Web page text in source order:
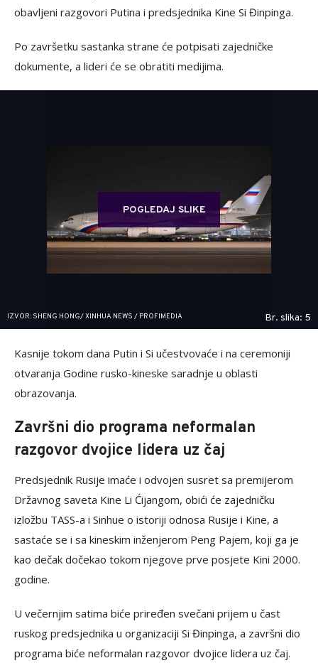
obavljeni razgovori Putina i predsjednika Kine Si Đinpinga.
Po završetku sastanka strane će potpisati zajedničke
dokumente, a lideri će se obratiti medijima.
POGLEDAJ SLIKE
IZVOR: SHENG HONG/ XINHUA NEWS / PROFIMEDIA Br. slika: 5
Kasnije tokom dana Putin i Si učestvovaće i na ceremoniji
otvaranja Godine rusko-kineske saradnje u oblasti
obrazovanja.
Završni dio programa neformalan
razgovor dvojice lidera uz čaj
Predsjednik Rusije imaće i odvojen susret sa premijerom
Državnog saveta Kine Li Ćijangom, obići će zajedničku
izložbu TASS-a i Sinhue o istoriji odnosa Rusije i Kine, a
sastaće se i sa kineskim inženjerom Peng Pajem, koji ga je
kao dečak dočekao tokom njegove prve posjete Kini 2000.
godine.
U večernjim satima biće priređen svečani prijem u čast
ruskog predsjednika u organizaciji Si Đinpinga, a završni dio
programa biće neformalan razgovor dvojice lidera uz čaj.